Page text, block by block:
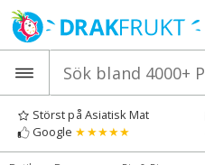
Hoppa
till
innehåll
Störst på Asiatisk Mat
Google ★★★★★